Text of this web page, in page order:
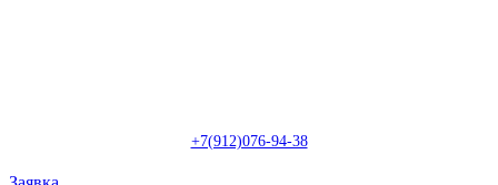
+7(912)076-94-38